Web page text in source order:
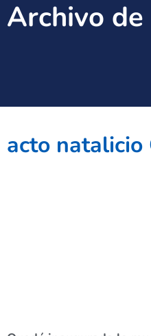
Archivo
acto natalicio